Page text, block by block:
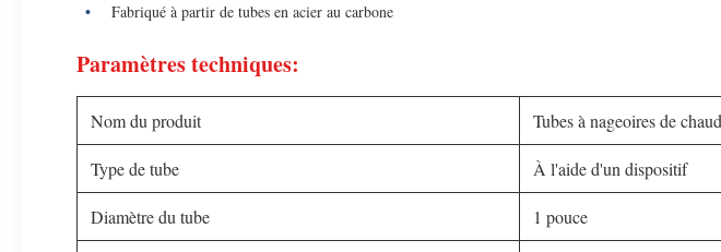
Fabriqué à partir de tubes en acier au carbone
Paramètres techniques:
Nom du produit Tubes à nageoires de
Type de tube À l'aide d'un dispositif
Diamètre du tube 1 pouce